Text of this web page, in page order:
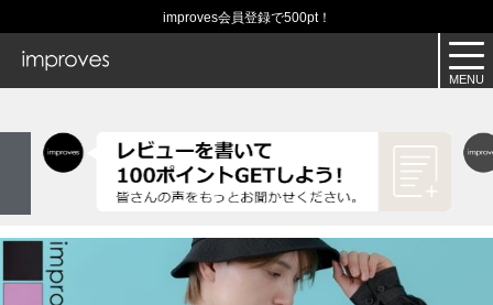
improves会員登録で500pt！